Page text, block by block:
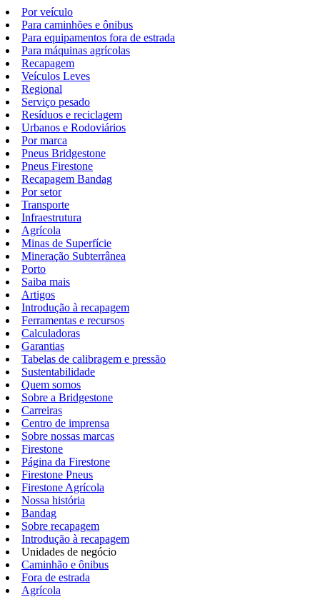
Por veículo
Para caminhões e ônibus
Para equipamentos fora de estrada
Para máquinas agrícolas
Recapagem
Veículos Leves
Regional
Serviço pesado
Resíduos e reciclagem
Urbanos e Rodoviários
Por marca
Pneus Bridgestone
Pneus Firestone
Recapagem Bandag
Por setor
Transporte
Infraestrutura
Agrícola
Minas de Superfície
Mineração Subterrânea
Porto
Saiba mais
Artigos
Introdução à recapagem
Ferramentas e recursos
Calculadoras
Garantias
Tabelas de calibragem e pressão
Sustentabilidade
Quem somos
Sobre a Bridgestone
Carreiras
Centro de imprensa
Sobre nossas marcas
Firestone
Página da Firestone
Firestone Pneus
Firestone Agrícola
Nossa história
Bandag
Sobre recapagem
Introdução à recapagem
Unidades de negócio
Caminhão e ônibus
Fora de estrada
Agrícola